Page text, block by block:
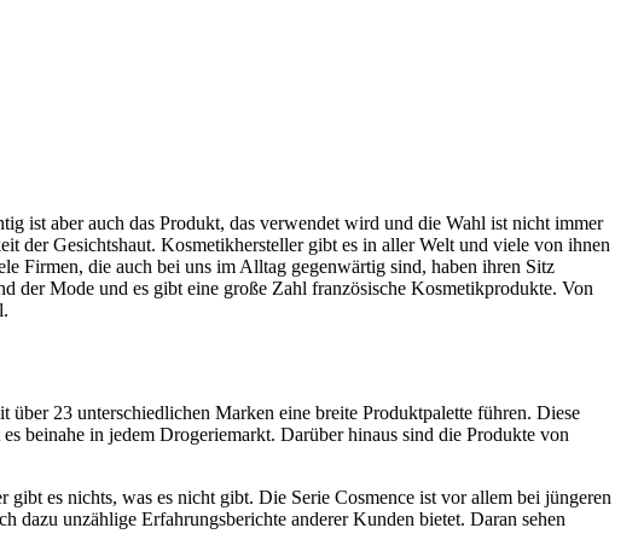
ist aber auch das Produkt, das verwendet wird und die Wahl ist nicht immer
der Gesichtshaut. Kosmetikhersteller gibt es in aller Welt und viele von ihnen
Firmen, die auch bei uns im Alltag gegenwärtig sind, haben ihren Sitz
der Mode und es gibt eine große Zahl französische Kosmetikprodukte. Von
23 unterschiedlichen Marken eine breite Produktpalette führen. Diese
beinahe in jedem Drogeriemarkt. Darüber hinaus sind die Produkte von
es nichts, was es nicht gibt. Die Serie Cosmence ist vor allem bei jüngeren
dazu unzählige Erfahrungsberichte anderer Kunden bietet. Daran sehen